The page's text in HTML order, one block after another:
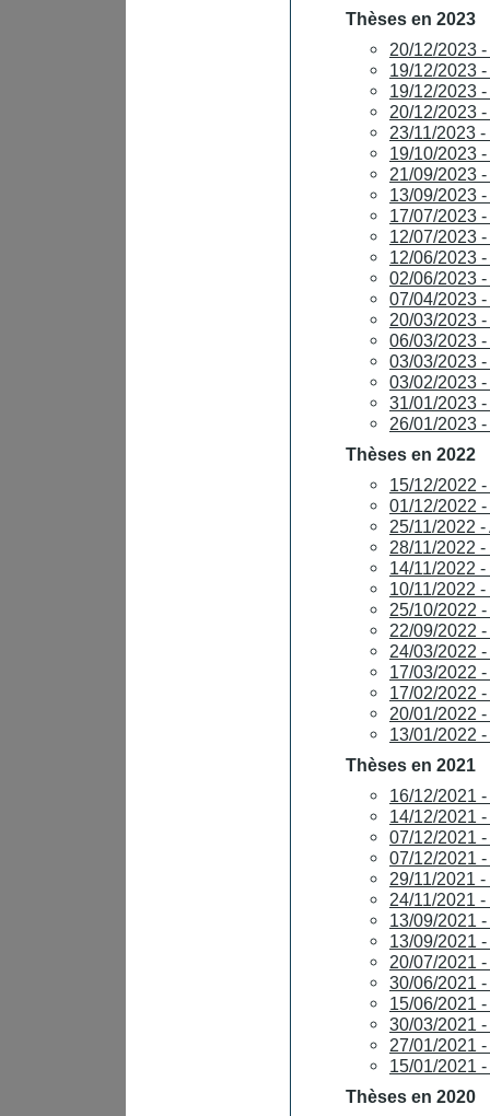
Thèses en 2023
20/12/2023
19/12/2023
19/12/2023
20/12/2023
23/11/2023
19/10/2023
21/09/2023
13/09/2023
17/07/2023
12/07/2023
12/06/2023
02/06/2023
07/04/2023
20/03/2023
06/03/2023
03/03/2023
03/02/2023
31/01/2023
26/01/2023
Thèses en 2022
15/12/2022
01/12/2022
25/11/2022
28/11/2022
14/11/2022
10/11/2022
25/10/2022
22/09/2022
24/03/2022
17/03/2022
17/02/2022
20/01/2022
13/01/2022
Thèses en 2021
16/12/2021
14/12/2021
07/12/2021
07/12/2021
29/11/2021
24/11/2021
13/09/2021
13/09/2021
20/07/2021
30/06/2021
15/06/2021
30/03/2021
27/01/2021
15/01/2021
Thèses en 2020